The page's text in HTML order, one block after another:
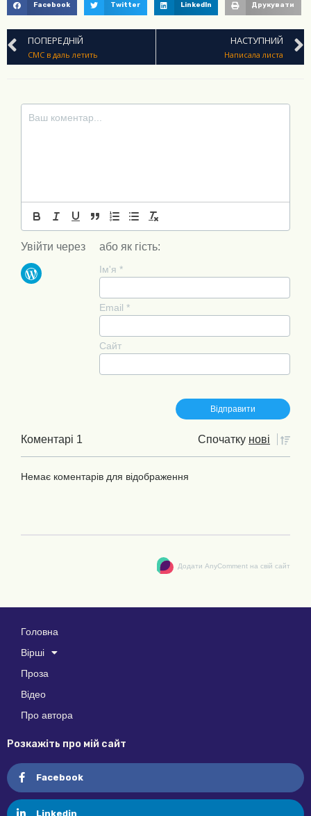
Facebook Twitter LinkedIn Друкувати
ПОПЕРЕДНІЙ
СМС в даль летить
НАСТУПНИЙ
Написала листа
Увійти через або як гість:
Ім'я *
Email *
Сайт
Коментарі 1 Спочатку нові
Немає коментарів для відображення
Додати AnyComment на свій сайт
Головна
Вірші
Проза
Відео
Про автора
Розкажіть про мій сайт
Facebook
Linkedin